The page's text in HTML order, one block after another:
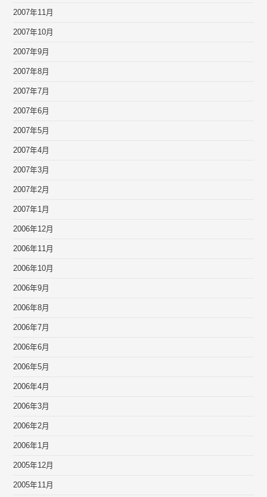
2007年11月
2007年10月
2007年9月
2007年8月
2007年7月
2007年6月
2007年5月
2007年4月
2007年3月
2007年2月
2007年1月
2006年12月
2006年11月
2006年10月
2006年9月
2006年8月
2006年7月
2006年6月
2006年5月
2006年4月
2006年3月
2006年2月
2006年1月
2005年12月
2005年11月